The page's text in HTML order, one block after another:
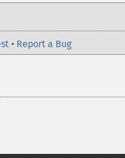
• Report a Bug